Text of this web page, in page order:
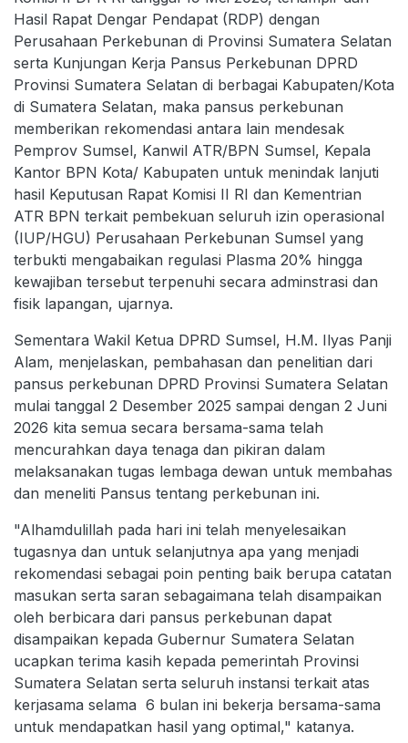
Hasil Rapat Dengar Pendapat (RDP) dengan
Perusahaan Perkebunan di Provinsi Sumatera Selatan
serta Kunjungan Kerja Pansus Perkebunan DPRD
Provinsi Sumatera Selatan di berbagai Kabupaten/Kota
di Sumatera Selatan, maka pansus perkebunan
memberikan rekomendasi antara lain mendesak
Pemprov Sumsel, Kanwil ATR/BPN Sumsel, Kepala
Kantor BPN Kota/ Kabupaten untuk menindak lanjuti
hasil Keputusan Rapat Komisi II RI dan Kementrian
ATR BPN terkait pembekuan seluruh izin operasional
(IUP/HGU) Perusahaan Perkebunan Sumsel yang
terbukti mengabaikan regulasi Plasma 20% hingga
kewajiban tersebut terpenuhi secara adminstrasi dan
fisik lapangan, ujarnya.
Sementara Wakil Ketua DPRD Sumsel, H.M. Ilyas Panji
Alam, menjelaskan, pembahasan dan penelitian dari
pansus perkebunan DPRD Provinsi Sumatera Selatan
mulai tanggal 2 Desember 2025 sampai dengan 2 Juni
2026 kita semua secara bersama-sama telah
mencurahkan daya tenaga dan pikiran dalam
melaksanakan tugas lembaga dewan untuk membahas
dan meneliti Pansus tentang perkebunan ini.
"Alhamdulillah pada hari ini telah menyelesaikan
tugasnya dan untuk selanjutnya apa yang menjadi
rekomendasi sebagai poin penting baik berupa catatan
masukan serta saran sebagaimana telah disampaikan
oleh berbicara dari pansus perkebunan dapat
disampaikan kepada Gubernur Sumatera Selatan
ucapkan terima kasih kepada pemerintah Provinsi
Sumatera Selatan serta seluruh instansi terkait atas
kerjasama selama 6 bulan ini bekerja bersama-sama
untuk mendapatkan hasil yang optimal," katanya.